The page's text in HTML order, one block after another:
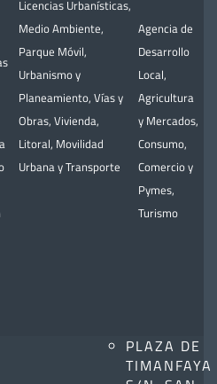
Licencias Urbanísticas,
Medio Ambiente,
Parque Móvil,
Urbanismo y
Planeamiento, Vías y
Obras, Vivienda,
Litoral, Movilidad
Urbana y Transporte
Agencia de
Desarrollo
Local,
Agricultura
y Mercados,
Consumo,
Comercio y
Pymes,
Turismo
PLAZA DE
TIMANFAYA